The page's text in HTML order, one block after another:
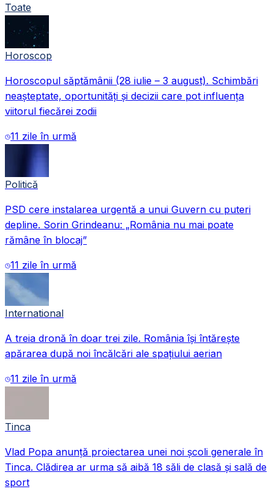
Toate
Horoscop
Horoscopul săptămânii (28 iulie – 3 august). Schimbări
neașteptate, oportunități și decizii care pot influența
viitorul fiecărei zodii
11 zile în urmă
Politică
PSD cere instalarea urgentă a unui Guvern cu puteri
depline. Sorin Grindeanu: „România nu mai poate
rămâne în blocaj”
11 zile în urmă
International
A treia dronă în doar trei zile. România își întărește
apărarea după noi încălcări ale spațiului aerian
11 zile în urmă
Tinca
Vlad Popa anunță proiectarea unei noi școli generale în
Tinca. Clădirea ar urma să aibă 18 săli de clasă și sală de
sport